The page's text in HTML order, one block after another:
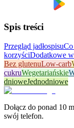
Spis treści
Przegląd jadłospisu
korzyściDodatkowe
Bez glutenuLow-carb
cukruWegetariańskie
dnioweJednodniowe
Dołącz do ponad 10
swój telefon.